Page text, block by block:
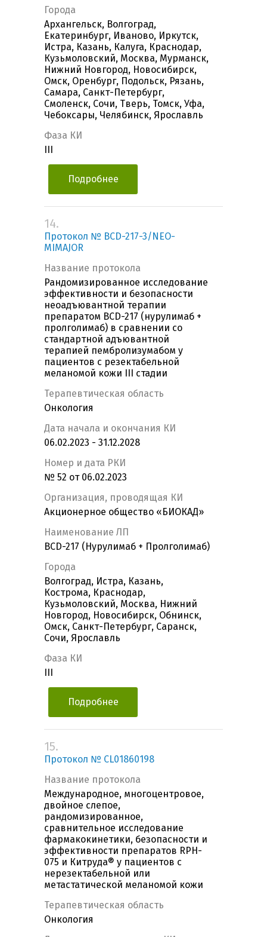
Города
Архангельск, Волгоград,
Екатеринбург, Иваново, Иркутск,
Истра, Казань, Калуга, Краснодар,
Кузьмоловский, Москва, Мурманск,
Нижний Новгород, Новосибирск,
Омск, Оренбург, Подольск, Рязань,
Самара, Санкт-Петербург,
Смоленск, Сочи, Тверь, Томск, Уфа,
Чебоксары, Челябинск, Ярославль
Фаза КИ
Подробнее
14.
Протокол № BCD-217-3/NEO-
MIMAJOR
Название протокола
Рандомизированное исследование
эффективности и безопасности
неоадъювантной терапии
препаратом BCD-217 (нурулимаб +
пролголимаб) в сравнении со
стандартной адъювантной
терапией пембролизумабом у
пациентов с резектабельной
меланомой кожи III стадии
Терапевтическая область
Онкология
Дата начала и окончания КИ
06.02.2023 - 31.12.2028
Номер и дата РКИ
№ 52 от 06.02.2023
Организация, проводящая КИ
Акционерное общество «БИОКАД»
Наименование ЛП
BCD-217 (Нурулимаб + Пролголимаб)
Города
Волгоград, Истра, Казань,
Кострома, Краснодар,
Кузьмоловский, Москва, Нижний
Новгород, Новосибирск, Обнинск,
Омск, Санкт-Петербург, Саранск,
Сочи, Ярославль
Фаза КИ
Подробнее
15.
Протокол № CL01860198
Название протокола
Международное, многоцентровое,
двойное слепое,
рандомизированное,
сравнительное исследование
фармакокинетики, безопасности и
эффективности препаратов RPH-
075 и Китруда® у пациентов с
нерезектабельной или
метастатической меланомой кожи
Терапевтическая область
Онкология